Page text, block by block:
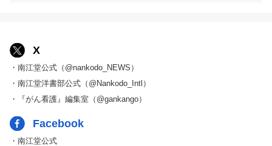
X
・南江堂公式（@nankodo_NEWS）
・南江堂洋書部公式（@Nankodo_Intl）
・『がん看護』編集室（@gankango）
Facebook
・南江堂公式